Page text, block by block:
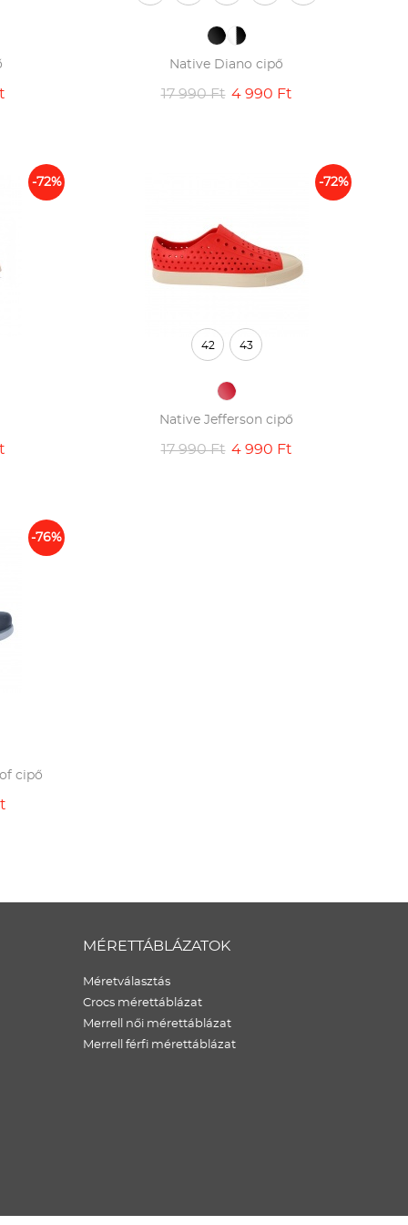
Native Diano cipő
17 990 Ft 4 990 Ft
-72% -72%
Native Jefferson cipő
17 990 Ft 4 990 Ft
42 43
-76%
cipő
MÉRETTÁBLÁZATOK
Méretválasztás
Crocs mérettáblázat
Merrell női mérettáblázat
Merrell férfi mérettáblázat